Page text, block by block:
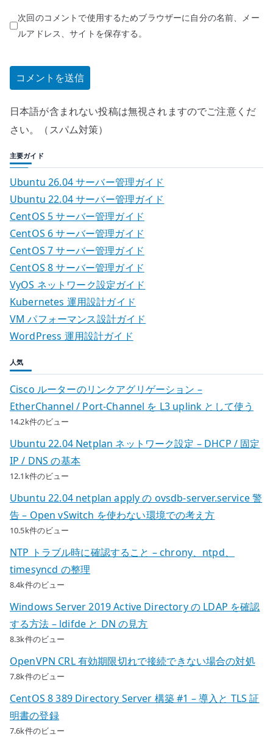
次回のコメントで使用するためブラウザーに自分の名前、メー
ルアドレス、サイトを保存する。
日本語が含まれない投稿は無視されますのでご注意くだ
さい。（スパム対策）
主要ガイド
Ubuntu 26.04 サーバー管理ガイド
Ubuntu 22.04 サーバー管理ガイド
CentOS 5 サーバー管理ガイド
CentOS 6 サーバー管理ガイド
CentOS 7 サーバー管理ガイド
CentOS 8 サーバー管理ガイド
VyOS ネットワーク設定ガイド
Kubernetes 運用設計ガイド
VM パフォーマンス設計ガイド
WordPress 運用設計ガイド
人気
Cisco ルーターのリンクアグリゲーション –
EtherChannel / Port-Channel を L3 uplink として使う
14.2k件のビュー
Ubuntu 22.04 Netplan ネットワーク設定 – DHCP / 固定
IP / DNS の基本
12.1k件のビュー
Ubuntu 22.04 netplan apply の ovsdb-server.service 警
告 – Open vSwitch を使わない環境での考え方
10.5k件のビュー
NTP トラブル時に確認すること – chrony、ntpd、
timesyncd の整理
8.4k件のビュー
Windows Server 2019 Active Directory の LDAP を確認
する方法 – ldifde と DN の見方
8.3k件のビュー
OpenVPN CRL 有効期限切れで接続できない場合の対処
7.8k件のビュー
CentOS 8 389 Directory Server 構築 #1 – 導入と TLS 証
明書の登録
7.6k件のビュー